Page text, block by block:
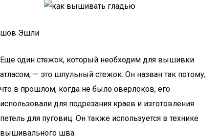
шов Эшли
Еще один стежок, который необходим для вышивки
атласом, — это шпульный стежок. Он назван так потому,
что в прошлом, когда не было оверлоков, его
использовали для подрезания краев и изготовления
петель для пуговиц. Он также используется в технике
вышивального шва.